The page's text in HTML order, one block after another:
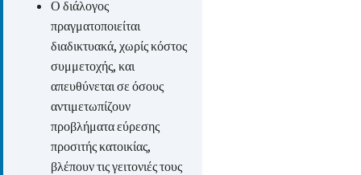
Ο διάλογος
πραγματοποιείται
διαδικτυακά, χωρίς κόστος
συμμετοχής, και
απευθύνεται σε όσους
αντιμετωπίζουν
προβλήματα εύρεσης
προσιτής κατοικίας,
βλέπουν τις γειτονιές τους